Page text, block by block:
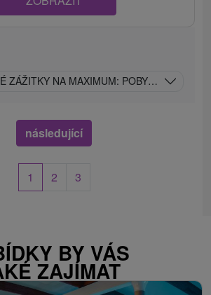
ZÁŽITKY NA MAXIMUM: POBYT V
následující
1 2 3
BY VÁS
ZAJÍMAT